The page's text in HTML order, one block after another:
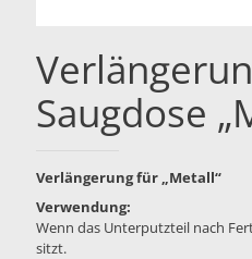
Saugdose
Verlängerung für „Metall“
Verwendung:
Wenn das Unterputzteil nach
sitzt.